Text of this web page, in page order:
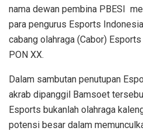
nama dewan pembina PBESI
para pengurus Esports
cabang olahraga (Cabor)
PON XX.
Dalam sambutan penutupan
akrab dipanggil Bamsoet
Esports bukanlah olahraga
potensi besar dalam